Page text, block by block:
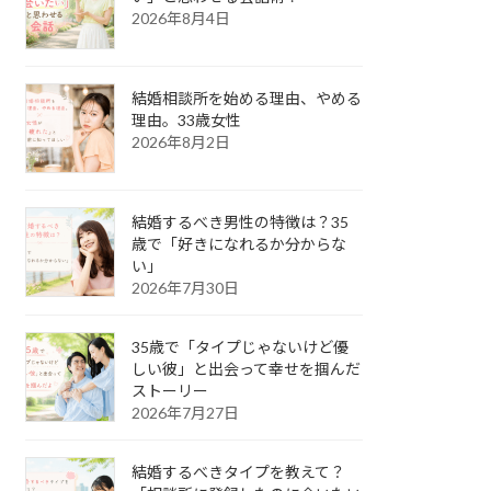
2026年8月4日
結婚相談所を始める理由、やめる
理由。33歳女性
2026年8月2日
結婚するべき男性の特徴は？35
歳で「好きになれるか分からな
い」
2026年7月30日
35歳で「タイプじゃないけど優
しい彼」と出会って幸せを掴んだ
ストーリー
2026年7月27日
結婚するべきタイプを教えて？